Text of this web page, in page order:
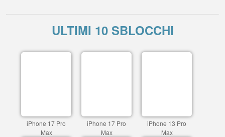
ULTIMI 10 SBLOCCHI
iPhone 17 Pro
Max
iPhone 17 Pro
Max
iPhone 13 Pro
Max